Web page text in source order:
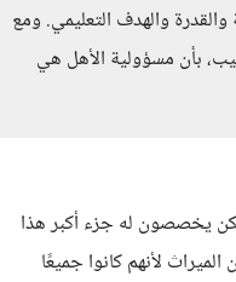
والهدف التعليمي. ومع
بأن مسؤولية الأهل هي
يخصصون له جزء أكبر هذا
لأنهم كانوا جميعًا